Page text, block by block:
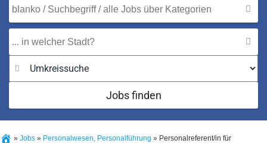
Jobs finden
» Jobs » Personalwesen, Personalführung » Personalreferent/in für